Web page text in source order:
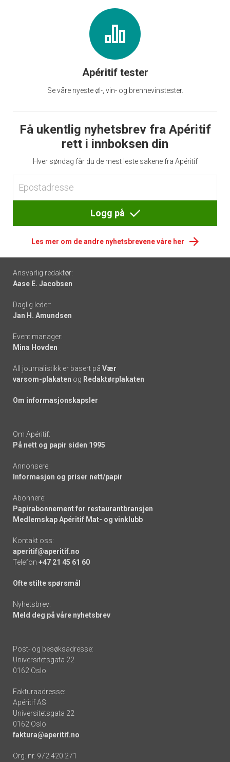
Apéritif tester
Se våre nyeste øl-, vin- og brennevinstester.
Få ukentlig nyhetsbrev fra Apéritif
rett i innboksen din
Hver søndag får du de mest leste sakene fra Apéritif
Logg på
Les mer om de andre nyhetsbrevene våre her
Footer
-
links
Ansvarlig redaktør:
Aase E. Jacobsen
Daglig leder:
Jan H. Amundsen
Event manager:
Mina Hovden
All journalistikk er basert på Vær
varsom-plakaten og Redaktørplakaten
Om informasjonskapsler
Om Apéritif:
På nett og papir siden 1995
Annonsere:
Informasjon og priser nett/papir
Abonnere:
Papirabonnement for restaurantbransjen
Medlemskap Apéritif Mat- og vinklubb
Kontakt oss:
aperitif@aperitif.no
Telefon +47 21 45 61 60
Ofte stilte spørsmål
Nyhetsbrev:
Meld deg på våre nyhetsbrev
Post- og besøksadresse:
Universitetsgata 22
0162 Oslo
Fakturaadresse:
Apéritif AS
Universitetsgata 22
0162 Oslo
faktura@aperitif.no
Org. nr. 972 420 271